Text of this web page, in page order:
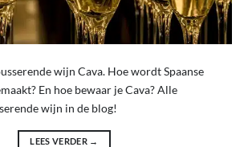
wijn Cava. Hoe wordt Spaanse
En hoe bewaar je Cava? Alle
wijn in de blog!
LEES VERDER →